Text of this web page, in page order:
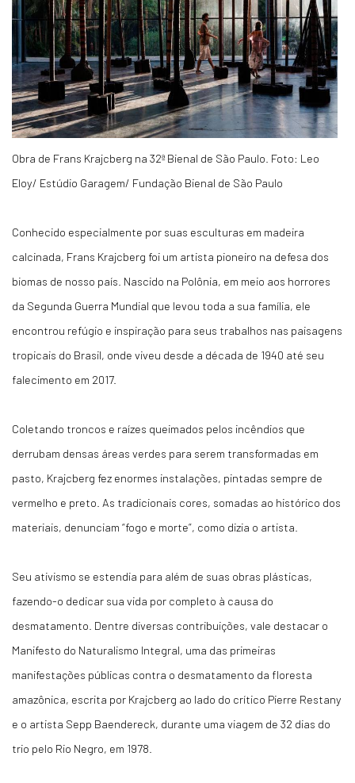
Obra de Frans Krajcberg na 32ª Bienal de São Paulo. Foto: Leo
Eloy/ Estúdio Garagem/ Fundação Bienal de São Paulo
Conhecido especialmente por suas esculturas em madeira
calcinada, Frans Krajcberg foi um artista pioneiro na defesa dos
biomas de nosso país. Nascido na Polônia, em meio aos horrores
da Segunda Guerra Mundial que levou toda a sua família, ele
encontrou refúgio e inspiração para seus trabalhos nas paisagens
tropicais do Brasil, onde viveu desde a década de 1940 até seu
falecimento em 2017.
Coletando troncos e raízes queimados pelos incêndios que
derrubam densas áreas verdes para serem transformadas em
pasto, Krajcberg fez enormes instalações, pintadas sempre de
vermelho e preto. As tradicionais cores, somadas ao histórico dos
materiais, denunciam “fogo e morte”, como dizia o artista.
Seu ativismo se estendia para além de suas obras plásticas,
fazendo-o dedicar sua vida por completo à causa do
desmatamento. Dentre diversas contribuições, vale destacar o
Manifesto do Naturalismo Integral, uma das primeiras
manifestações públicas contra o desmatamento da floresta
amazônica, escrita por Krajcberg ao lado do crítico Pierre Restany
e o artista Sepp Baendereck, durante uma viagem de 32 dias do
trio pelo Rio Negro, em 1978.